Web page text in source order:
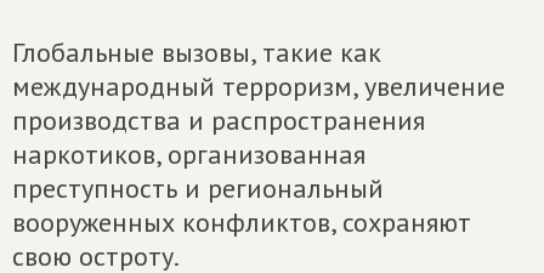
Глобальные вызовы, такие как
международный терроризм, увеличение
производства и распространения
наркотиков, организованная
преступность и региональный
вооруженных конфликтов, сохраняют
свою остроту.